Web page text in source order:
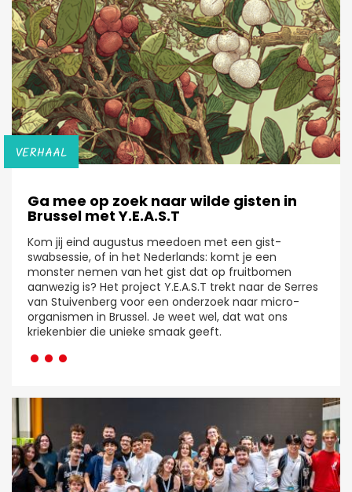
VERHAAL
Ga mee op zoek naar wilde gisten in
Brussel met Y.E.A.S.T
Kom jij eind augustus meedoen met een gist-
swabsessie, of in het Nederlands: komt je een
monster nemen van het gist dat op fruitbomen
aanwezig is? Het project Y.E.A.S.T trekt naar de Serres
van Stuivenberg voor een onderzoek naar micro-
organismen in Brussel. Je weet wel, dat wat ons
kriekenbier die unieke smaak geeft.
···